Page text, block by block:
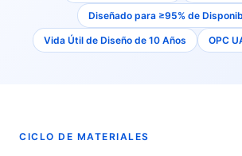
Diseñado para ≥95% de
Vida Útil de Diseño de 10 Años OPC
CICLO DE MATERIALES